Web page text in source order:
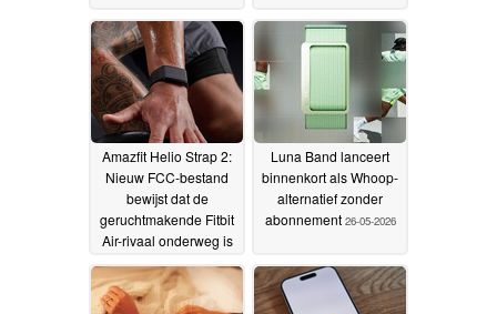
Amazfit Helio Strap 2:
Nieuw FCC-bestand
bewijst dat de
geruchtmakende Fitbit
Air-rivaal onderweg is
28-05-2026
Luna Band lanceert
binnenkort als Whoop-
alternatief zonder
abonnement 26-05-2026